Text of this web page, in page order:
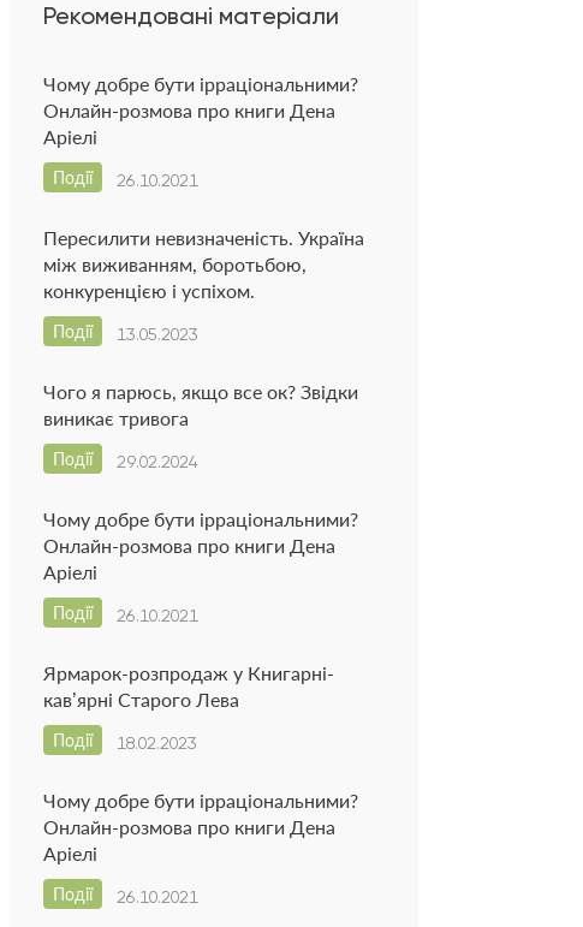
Рекомендовані матеріали
Чому добре бути ірраціональними?
Онлайн-розмова про книги Дена
Аріелі
26.10.2021
Події
Пересилити невизначеність. Україна
між виживанням, боротьбою,
конкуренцією і успіхом.
13.05.2023
Події
Чого я парюсь, якщо все ок? Звідки
виникає тривога
29.02.2024
Події
Чому добре бути ірраціональними?
Онлайн-розмова про книги Дена
Аріелі
26.10.2021
Події
Ярмарок-розпродаж у Книгарні-
кав’ярні Старого Лева
18.02.2023
Події
Чому добре бути ірраціональними?
Онлайн-розмова про книги Дена
Аріелі
26.10.2021
Події